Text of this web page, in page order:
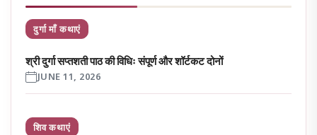
दुर्गा माँ कथाएं
श्री दुर्गा सप्तशती पाठ की विधिः संपूर्ण और शॉर्टकट दोनों
JUNE 11, 2026
शिव कथाएं